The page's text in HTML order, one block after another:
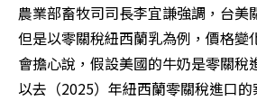
農業部畜牧司司長李宜謙強調，台美
但是以零關稅紐西蘭乳為例，價格變
會擔心說，假設美國的牛奶是零關稅
以去（2025）年紐西蘭零關稅進口